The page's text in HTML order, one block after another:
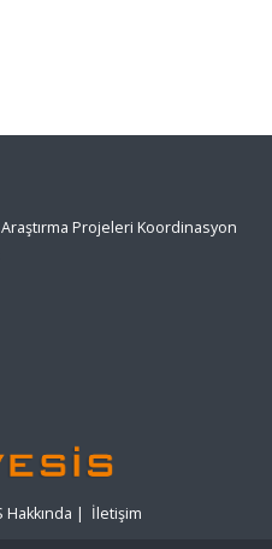
Projeleri Koordinasyon
Hakkında | İletişim